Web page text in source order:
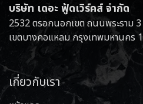
บริษัท เดอะ ฟู้ดเวิร์คส์ จำกัด
2532 ตรอกนอกเขต ถนนพระราม 3
เขตบางคอแหลม กรุงเทพมหานคร
เกี่ยวกับเรา